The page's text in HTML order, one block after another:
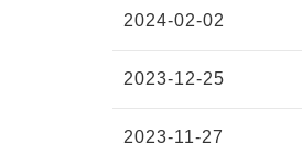
2024-02-02
2023-12-25
2023-11-27